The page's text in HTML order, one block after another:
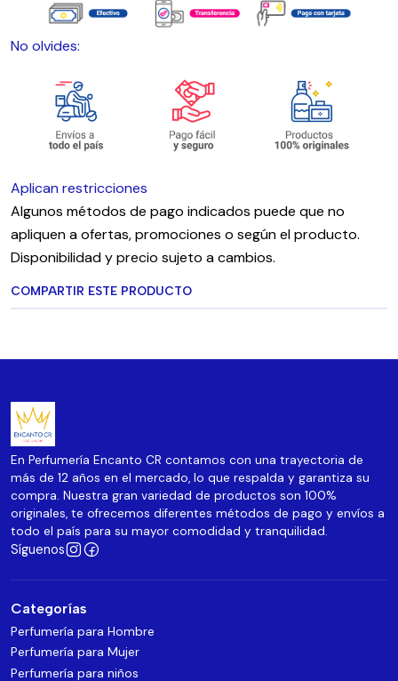
No olvides:
Aplican restricciones
Algunos métodos de pago indicados puede que no
apliquen a ofertas, promociones o según el producto.
Disponibilidad y precio sujeto a cambios.
COMPARTIR ESTE PRODUCTO
En Perfumería Encanto CR contamos con una trayectoria de
más de 12 años en el mercado, lo que respalda y garantiza su
compra. Nuestra gran variedad de productos son 100%
originales, te ofrecemos diferentes métodos de pago y envíos a
todo el país para su mayor comodidad y tranquilidad.
Síguenos
Categorías
Perfumería para Hombre
Perfumería para Mujer
Perfumería para niños